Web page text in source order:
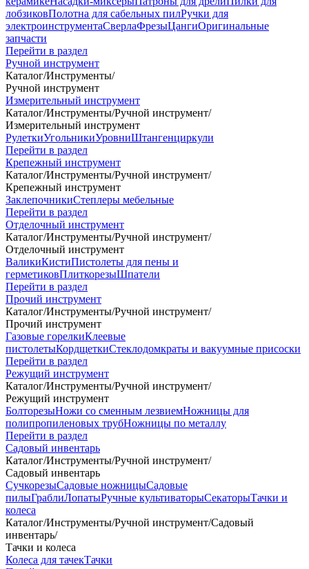
лобзиковПолотна для сабельных пилРучки для
электроинструментаСверлаФрезыЦангиОригинальные
запчасти
Перейти в раздел
Ручной инструмент
Каталог/Инструменты/
Ручной инструмент
Измерительный инструмент
Каталог/Инструменты/Ручной инструмент/
Измерительный инструмент
РулеткиУгольникиУровниШтангенциркули
Перейти в раздел
Крепежный инструмент
Каталог/Инструменты/Ручной инструмент/
Крепежный инструмент
ЗаклепочникиСтеплеры мебельные
Перейти в раздел
Отделочный инструмент
Каталог/Инструменты/Ручной инструмент/
Отделочный инструмент
ВаликиКистиПистолеты для пены и
герметиковПлиткорезыШпатели
Перейти в раздел
Прочий инструмент
Каталог/Инструменты/Ручной инструмент/
Прочий инструмент
Газовые горелкиКлеевые
пистолетыКордщеткиСтеклодомкраты и вакуумные присоски
Перейти в раздел
Режущий инструмент
Каталог/Инструменты/Ручной инструмент/
Режущий инструмент
БолторезыНожи со сменным лезвиемНожницы для
полипропиленовых трубНожницы по металлу
Перейти в раздел
Садовый инвентарь
Каталог/Инструменты/Ручной инструмент/
Садовый инвентарь
СучкорезыСадовые ножницыСадовые
пилыГраблиЛопатыРучные культиваторыСекаторыТачки и
колеса
Каталог/Инструменты/Ручной инструмент/Садовый
инвентарь/
Тачки и колеса
Колеса для тачекТачки